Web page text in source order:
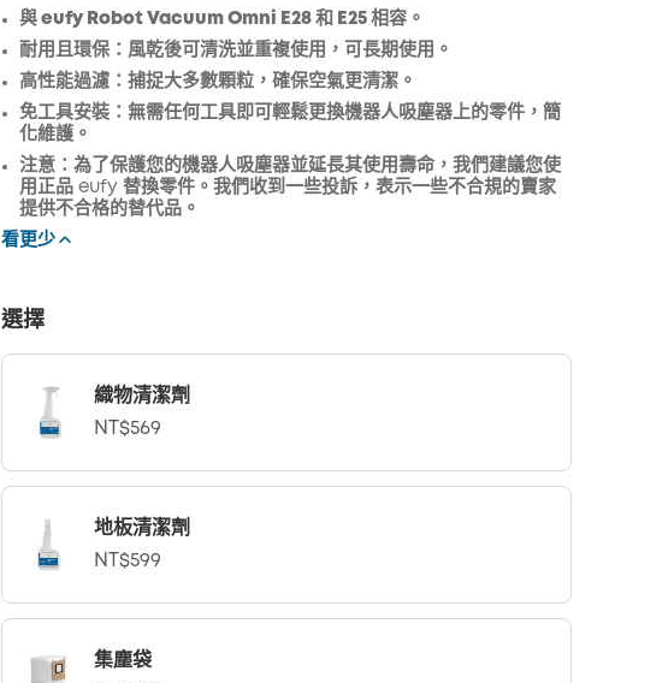
折扣
優惠碼
與 eufy Robot Vacuum Omni E28 和 E25 相容。
耐用且環保： 風乾後可清洗並重複使用，可長期使用。
高性能過濾： 捕捉大多數顆粒，確保空氣更清潔。
免工具安裝： 無需任何工具即可輕鬆更換機器人吸塵器上的零件，簡
化維護。
注意：為了保護您的機器人吸塵器並延長其使用壽命，我們建議您使
用正品 eufy 替換零件。我們收到一些投訴，表示一些不合規的賣家
提供不合格的替代品。
看更少
選擇
織物清潔劑
NT$569
地板清潔劑
NT$599
集塵袋